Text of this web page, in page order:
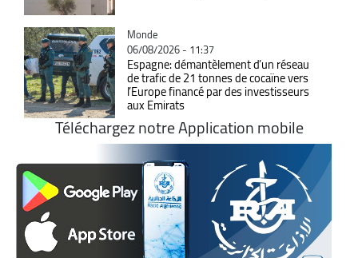
Catégorie
Monde
06/08/2026 - 11:37
Espagne: démantèlement d’un réseau
de trafic de 21 tonnes de cocaïne vers
l’Europe financé par des investisseurs
aux Emirats
Téléchargez notre Application mobile